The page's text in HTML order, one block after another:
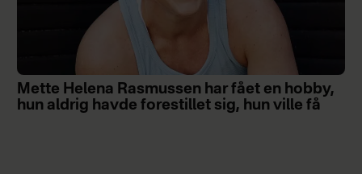
Mette Helena Rasmussen har fået en hobby,
hun aldrig havde forestillet sig, hun ville få